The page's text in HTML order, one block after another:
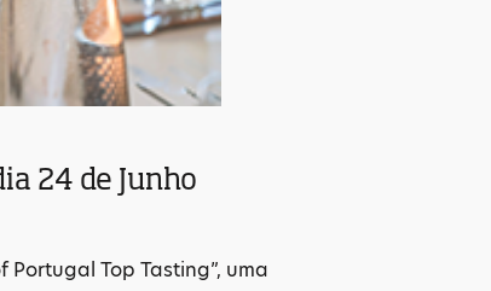
24 de Junho
Top Tasting”, uma